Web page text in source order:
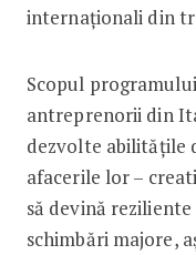
internaționali din
Scopul
antreprenorii din
dezvolte abilitățile
afacerile lor –
să devină
schimbări majore,